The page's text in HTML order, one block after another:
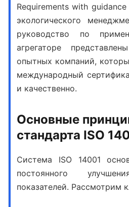
Requirements with
экологического
руководство по
агрегаторе
опытных компаний,
международный
и качественно.
Основные
стандарта ISO
Система ISO 14001
постоянного
показателей. Рассмотрим